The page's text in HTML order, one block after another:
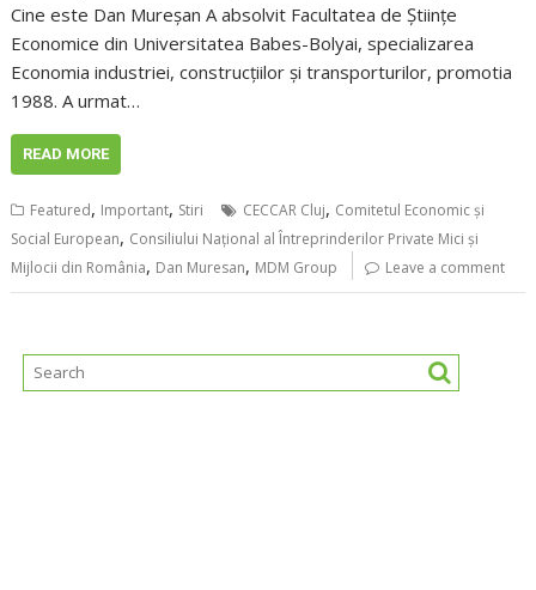
Cine este Dan Mureșan A absolvit Facultatea de Ştiinţe
Economice din Universitatea Babes-Bolyai, specializarea
Economia industriei, construcţiilor şi transporturilor, promotia
1988. A urmat…
READ MORE
Featured, Important, Stiri CECCAR Cluj, Comitetul Economic și
Social European, Consiliului Național al Întreprinderilor Private Mici și
Mijlocii din România, Dan Muresan, MDM Group Leave a comment